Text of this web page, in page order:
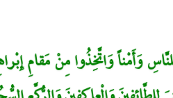
وَأَمْناً وَاتَّخِذُوا مِنْ مَقامِ